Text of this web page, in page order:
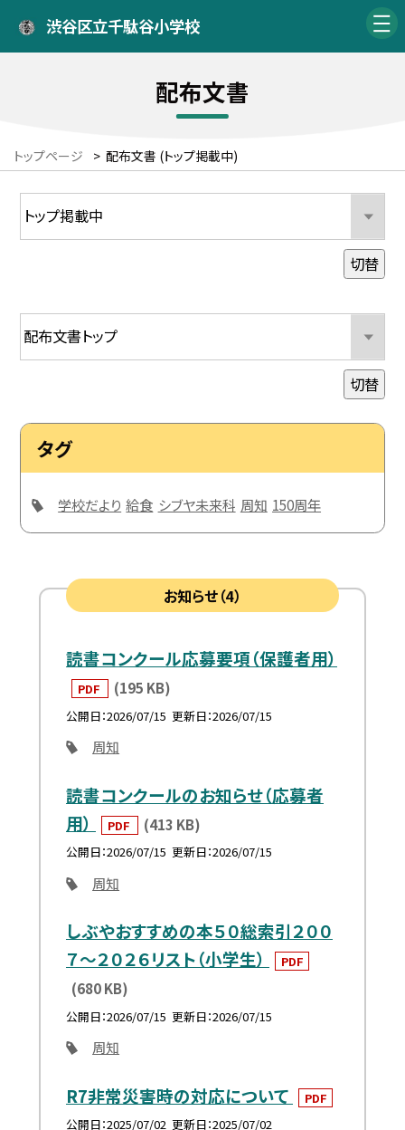
渋谷区立千駄谷小学校
配布文書
トップページ > 配布文書 (トップ掲載中)
切替
切替
タグ
学校だより 給食 シブヤ未来科 周知 150周年
お知らせ（4）
読書コンクール応募要項（保護者用）
PDF (195 KB)
公開日 2026/07/15 更新日 2026/07/15
周知
読書コンクールのお知らせ（応募者
用）
PDF (413 KB)
公開日 2026/07/15 更新日 2026/07/15
周知
しぶやおすすめの本５０総索引２００
７～２０２６リスト（小学生）
PDF
(680 KB)
公開日 2026/07/15 更新日 2026/07/15
周知
R7非常災害時の対応について
PDF
公開日 2025/07/02 更新日 2025/07/02